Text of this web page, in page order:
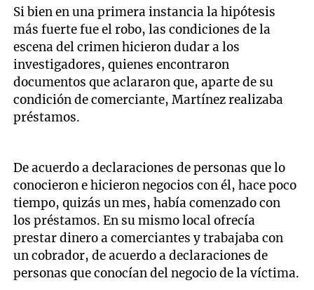
Si bien en una primera instancia la hipótesis
más fuerte fue el robo, las condiciones de la
escena del crimen hicieron dudar a los
investigadores, quienes encontraron
documentos que aclararon que, aparte de su
condición de comerciante, Martínez realizaba
préstamos.
De acuerdo a declaraciones de personas que lo
conocieron e hicieron negocios con él, hace poco
tiempo, quizás un mes, había comenzado con
los préstamos. En su mismo local ofrecía
prestar dinero a comerciantes y trabajaba con
un cobrador, de acuerdo a declaraciones de
personas que conocían del negocio de la víctima.